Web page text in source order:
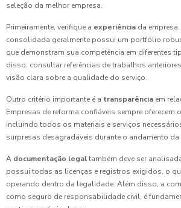
seleção da melhor empresa.
Primeiramente, verifique a experiência da
consolidada geralmente possui um portfólio
que demonstram sua competência em diferentes
disso, consultar referências de trabalhos
visão clara sobre a qualidade do serviço.
Outro critério importante é a transparência em
Empresas de reforma confiáveis sempre oferecem
incluindo todos os materiais e serviços
surpresas desagradáveis durante o andamento da
A documentação legaltambém deve ser
possui todas as licenças e registros exigidos, o
operando dentro da legalidade. Além disso, a
como seguro de responsabilidade civil, é